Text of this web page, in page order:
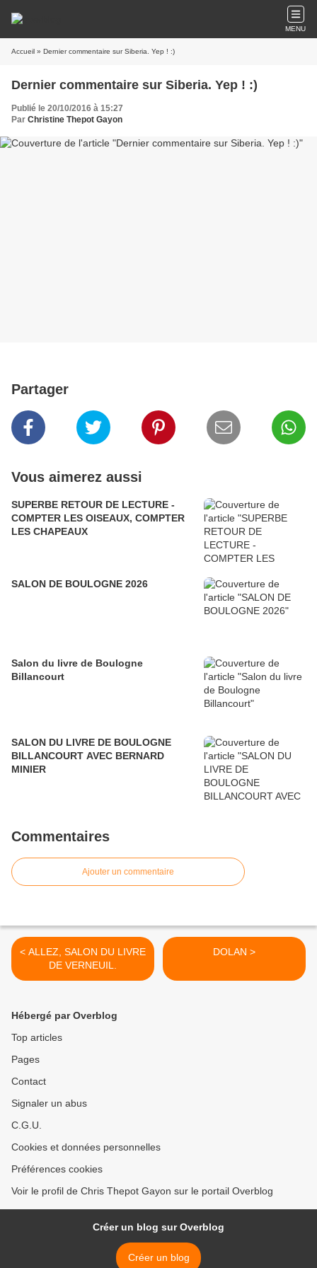
MENU
Accueil » Dernier commentaire sur Siberia. Yep ! :)
Dernier commentaire sur Siberia. Yep ! :)
Publié le 20/10/2016 à 15:27
Par Christine Thepot Gayon
Partager
Vous aimerez aussi
SUPERBE RETOUR DE LECTURE -
COMPTER LES OISEAUX, COMPTER
LES CHAPEAUX
SALON DE BOULOGNE 2026
Salon du livre de Boulogne
Billancourt
SALON DU LIVRE DE BOULOGNE
BILLANCOURT AVEC BERNARD
MINIER
Commentaires
Ajouter un commentaire
< ALLEZ, SALON DU LIVRE
DE VERNEUIL.
DOLAN >
Hébergé par Overblog
Top articles
Pages
Contact
Signaler un abus
C.G.U.
Cookies et données personnelles
Préférences cookies
Voir le profil de Chris Thepot Gayon sur le portail Overblog
Créer un blog sur Overblog
Créer un blog